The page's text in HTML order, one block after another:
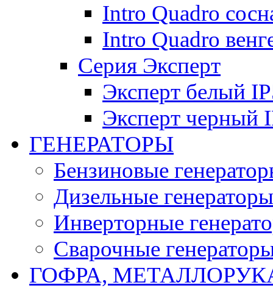
Intro Quadro
Intro Quadro
Серия Эксперт
Эксперт белый
Эксперт черный
ГЕНЕРАТОРЫ
Бензиновые
Дизельные генераторы
Инверторные
Сварочные
ГОФРА,